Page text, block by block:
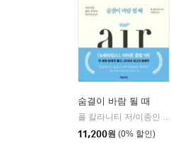
숨결이 바람 될 때
11,200원 (0% 할인)